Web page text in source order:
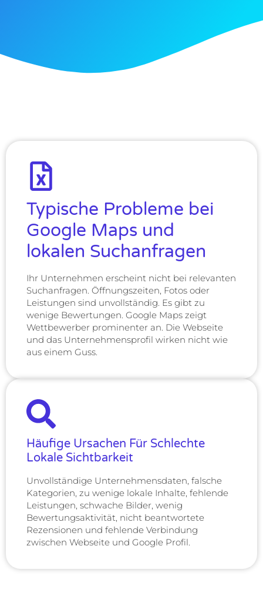
Typische Probleme bei
Google Maps und
lokalen Suchanfragen
Ihr Unternehmen erscheint nicht bei relevanten
Suchanfragen. Öffnungszeiten, Fotos oder
Leistungen sind unvollständig. Es gibt zu
wenige Bewertungen. Google Maps zeigt
Wettbewerber prominenter an. Die Webseite
und das Unternehmensprofil wirken nicht wie
aus einem Guss.
Häufige Ursachen Für Schlechte
Lokale Sichtbarkeit
Unvollständige Unternehmensdaten, falsche
Kategorien, zu wenige lokale Inhalte, fehlende
Leistungen, schwache Bilder, wenig
Bewertungsaktivität, nicht beantwortete
Rezensionen und fehlende Verbindung
zwischen Webseite und Google Profil.